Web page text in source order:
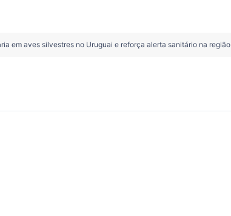
em aves silvestres no Uruguai e reforça alerta sanitário na região